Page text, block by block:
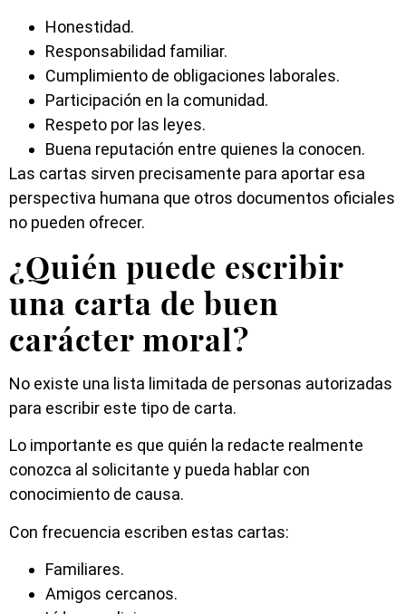
Honestidad.
Responsabilidad familiar.
Cumplimiento de obligaciones laborales.
Participación en la comunidad.
Respeto por las leyes.
Buena reputación entre quienes la conocen.
Las cartas sirven precisamente para aportar esa
perspectiva humana que otros documentos oficiales
no pueden ofrecer.
¿Quién puede escribir
una carta de buen
carácter moral?
No existe una lista limitada de personas autorizadas
para escribir este tipo de carta.
Lo importante es que quién la redacte realmente
conozca al solicitante y pueda hablar con
conocimiento de causa.
Con frecuencia escriben estas cartas:
Familiares.
Amigos cercanos.